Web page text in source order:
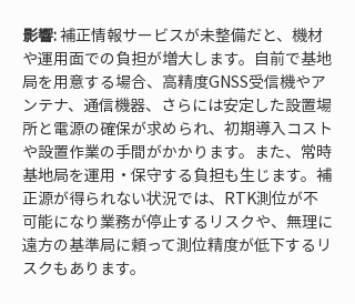
影響: 補正情報サービスが未整備だと、機材
や運用面での負担が増大します。自前で基地
局を用意する場合、高精度GNSS受信機やア
ンテナ、通信機器、さらには安定した設置場
所と電源の確保が求められ、初期導入コスト
や設置作業の手間がかかります。また、常時
基地局を運用・保守する負担も生じます。補
正源が得られない状況では、RTK測位が不
可能になり業務が停止するリスクや、無理に
遠方の基準局に頼って測位精度が低下するリ
スクもあります。